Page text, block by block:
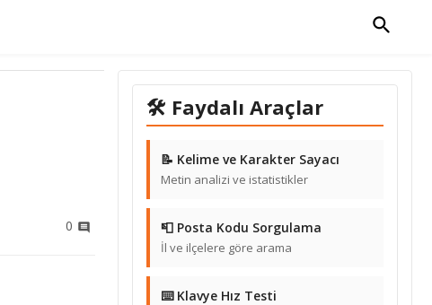
0
🛠 Faydalı Araçlar
📝 Kelime ve Karakter Sayacı
Metin analizi ve istatistikler
📮 Posta Kodu Sorgulama
İl ve ilçelere göre arama
⌨️ Klavye Hız Testi